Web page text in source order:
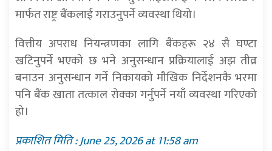
मार्फत राष्ट्र बैंकलाई गराउनुपर्ने व्यवस्था थियो।
वित्तीय अपराध नियन्त्रणका लागि बैंकहरू २४ सै घण्टा
खटिनुपर्ने भएको छ भने अनुसन्धान प्रक्रियालाई अझ तीव्र
बनाउन अनुसन्धान गर्ने निकायको मौखिक निर्देशनकै भरमा
पनि बैंक खाता तत्काल रोक्का गर्नुपर्ने नयाँ व्यवस्था गरिएको
हो।
प्रकाशित मिति : June 25, 2026 at 11:58 am